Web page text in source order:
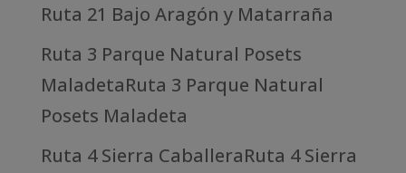
Ruta 21 Bajo Aragón y Matarraña
Ruta 3 Parque Natural Posets
MaladetaRuta 3 Parque Natural
Posets Maladeta
Ruta 4 Sierra CaballeraRuta 4 Sierra